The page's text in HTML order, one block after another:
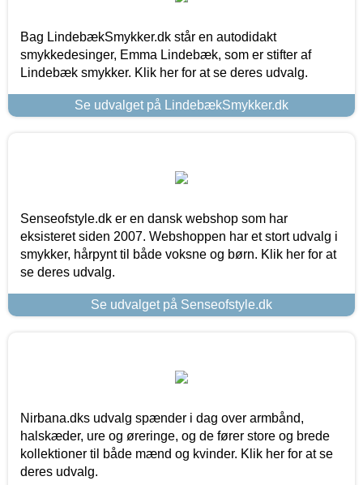
Bag LindebækSmykker.dk står en autodidakt
smykkedesinger, Emma Lindebæk, som er stifter af
Lindebæk smykker. Klik her for at se deres udvalg.
Se udvalget på LindebækSmykker.dk
Senseofstyle.dk er en dansk webshop som har
eksisteret siden 2007. Webshoppen har et stort udvalg i
smykker, hårpynt til både voksne og børn. Klik her for at
se deres udvalg.
Se udvalget på Senseofstyle.dk
Nirbana.dks udvalg spænder i dag over armbånd,
halskæder, ure og øreringe, og de fører store og brede
kollektioner til både mænd og kvinder. Klik her for at se
deres udvalg.